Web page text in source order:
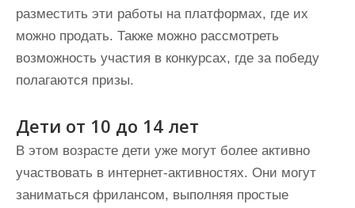
разместить эти работы на платформах, где их
можно продать. Также можно рассмотреть
возможность участия в конкурсах, где за победу
полагаются призы.
Дети от 10 до 14 лет
В этом возрасте дети уже могут более активно
участвовать в интернет-активностях. Они могут
заниматься фрилансом, выполняя простые